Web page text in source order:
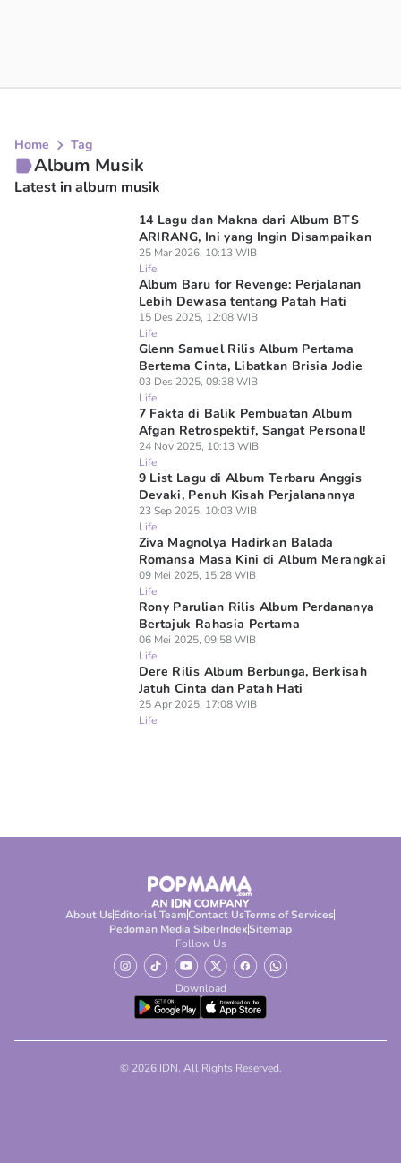
Home Tag
Album Musik
Latest in album musik
14 Lagu dan Makna dari Album BTS
ARIRANG, Ini yang Ingin Disampaikan
25 Mar 2026, 10:13 WIB
Life
Album Baru for Revenge: Perjalanan
Lebih Dewasa tentang Patah Hati
15 Des 2025, 12:08 WIB
Life
Glenn Samuel Rilis Album Pertama
Bertema Cinta, Libatkan Brisia Jodie
03 Des 2025, 09:38 WIB
Life
7 Fakta di Balik Pembuatan Album
Afgan Retrospektif, Sangat Personal!
24 Nov 2025, 10:13 WIB
Life
9 List Lagu di Album Terbaru Anggis
Devaki, Penuh Kisah Perjalanannya
23 Sep 2025, 10:03 WIB
Life
Ziva Magnolya Hadirkan Balada
Romansa Masa Kini di Album Merangkai
09 Mei 2025, 15:28 WIB
Life
Rony Parulian Rilis Album Perdananya
Bertajuk Rahasia Pertama
06 Mei 2025, 09:58 WIB
Life
Dere Rilis Album Berbunga, Berkisah
Jatuh Cinta dan Patah Hati
25 Apr 2025, 17:08 WIB
Life
About UsEditorial TeamContact UsTerms of Services
Pedoman Media SiberIndexSitemap
Follow Us
Download
© 2026 IDN. All Rights Reserved.